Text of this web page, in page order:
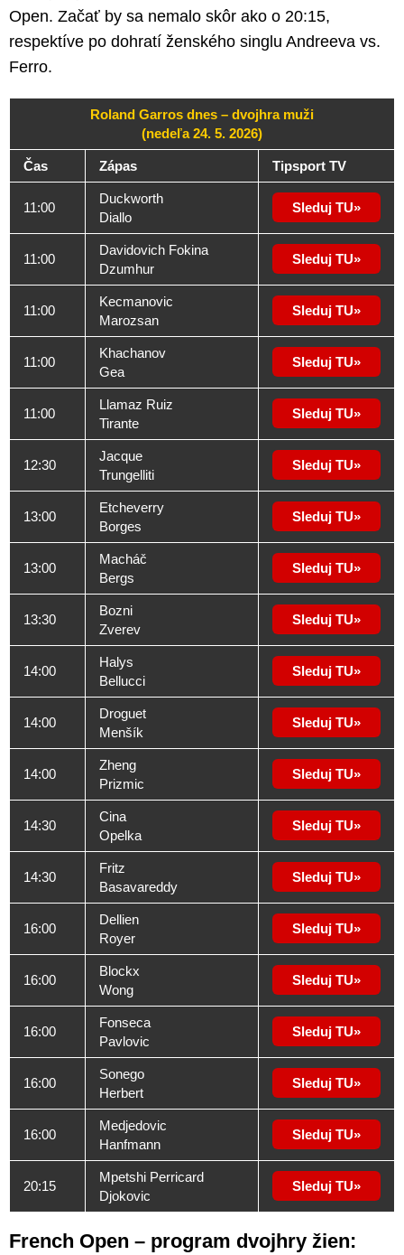
Open. Začať by sa nemalo skôr ako o 20:15,
respektíve po dohratí ženského singlu Andreeva vs.
Ferro.
Roland Garros dnes – dvojhra muži
(nedeľa 24. 5. 2026)
Čas Zápas Tipsport TV
11:00
Duckworth
Diallo
Sleduj TU
11:00
Davidovich Fokina
Dzumhur
Sleduj TU
11:00
Kecmanovic
Marozsan
Sleduj TU
11:00
Khachanov
Gea
Sleduj TU
11:00
Llamaz Ruiz
Tirante
Sleduj TU
12:30
Jacque
Trungelliti
Sleduj TU
13:00
Etcheverry
Borges
Sleduj TU
13:00
Macháč
Bergs
Sleduj TU
13:30
Bozni
Zverev
Sleduj TU
14:00
Halys
Bellucci
Sleduj TU
14:00
Droguet
Menšík
Sleduj TU
14:00
Zheng
Prizmic
Sleduj TU
14:30
Cina
Opelka
Sleduj TU
14:30
Fritz
Basavareddy
Sleduj TU
16:00
Dellien
Royer
Sleduj TU
16:00
Blockx
Wong
Sleduj TU
16:00
Fonseca
Pavlovic
Sleduj TU
16:00
Sonego
Herbert
Sleduj TU
16:00
Medjedovic
Hanfmann
Sleduj TU
20:15
Mpetshi Perricard
Djokovic
Sleduj TU
French Open – program dvojhry žien: